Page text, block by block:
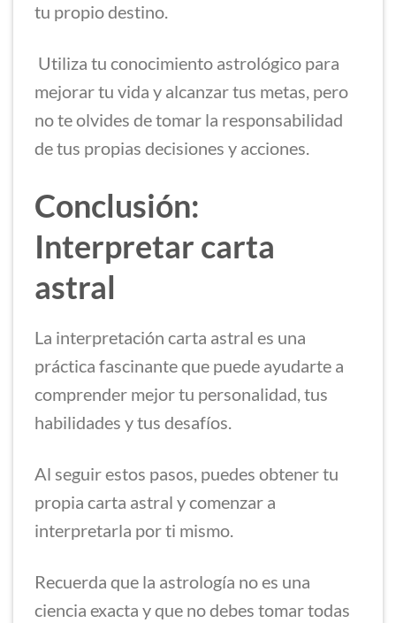
tu propio destino.
Utiliza tu conocimiento astrológico para
mejorar tu vida y alcanzar tus metas, pero
no te olvides de tomar la responsabilidad
de tus propias decisiones y acciones.
Conclusión:
Interpretar carta
astral
La interpretación carta astral es una
práctica fascinante que puede ayudarte a
comprender mejor tu personalidad, tus
habilidades y tus desafíos.
Al seguir estos pasos, puedes obtener tu
propia carta astral y comenzar a
interpretarla por ti mismo.
Recuerda que la astrología no es una
ciencia exacta y que no debes tomar todas